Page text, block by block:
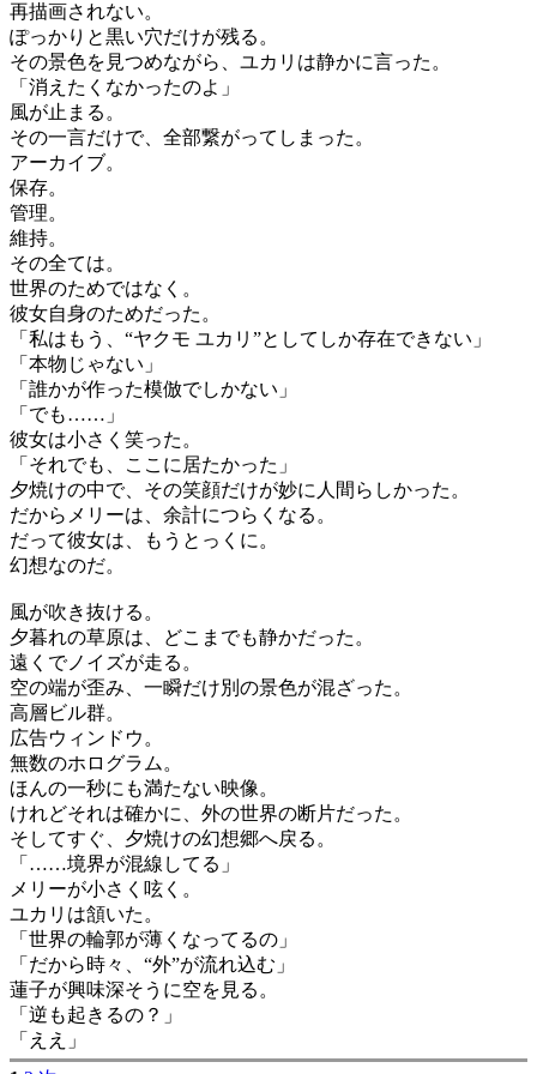
再描画されない。
ぽっかりと黒い穴だけが残る。
その景色を見つめながら、ユカリは静かに言った。
「消えたくなかったのよ」
風が止まる。
その一言だけで、全部繋がってしまった。
アーカイブ。
保存。
管理。
維持。
その全ては。
世界のためではなく。
彼女自身のためだった。
「私はもう、“ヤクモ ユカリ”としてしか存在できない」
「本物じゃない」
「誰かが作った模倣でしかない」
「でも……」
彼女は小さく笑った。
「それでも、ここに居たかった」
夕焼けの中で、その笑顔だけが妙に人間らしかった。
だからメリーは、余計につらくなる。
だって彼女は、もうとっくに。
幻想なのだ。
風が吹き抜ける。
夕暮れの草原は、どこまでも静かだった。
遠くでノイズが走る。
空の端が歪み、一瞬だけ別の景色が混ざった。
高層ビル群。
広告ウィンドウ。
無数のホログラム。
ほんの一秒にも満たない映像。
けれどそれは確かに、外の世界の断片だった。
そしてすぐ、夕焼けの幻想郷へ戻る。
「……境界が混線してる」
メリーが小さく呟く。
ユカリは頷いた。
「世界の輪郭が薄くなってるの」
「だから時々、“外”が流れ込む」
蓮子が興味深そうに空を見る。
「逆も起きるの？」
「ええ」